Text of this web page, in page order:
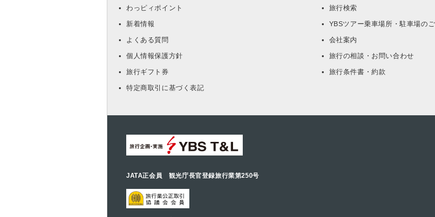
わっピィポイント 旅行検索
新着情報 YBSツアー乗車場所・駐車場の
よくある質問 会社案内
個人情報保護方針 旅行の相談・お問い合わせ
旅行ギフト券 旅行条件書・約款
特定商取引に基づく表記
JATA正会員 観光庁長官登録旅行業第250号